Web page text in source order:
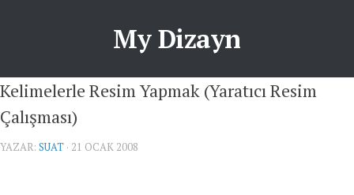
My Dizayn
Kelimelerle Resim Yapmak (Yaratıcı Resim
Çalışması)
YAZAR: SUAT · 21 OCAK 2008